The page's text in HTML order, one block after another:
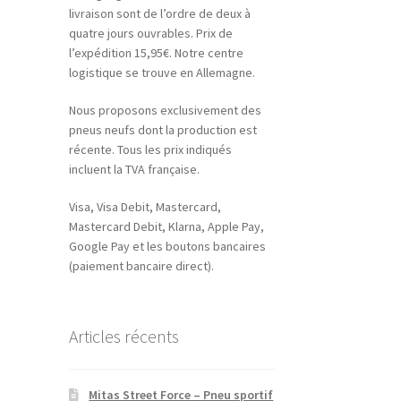
livraison sont de l’ordre de deux à
quatre jours ouvrables. Prix de
l’expédition 15,95€. Notre centre
logistique se trouve en Allemagne.
Nous proposons exclusivement des
pneus neufs dont la production est
récente. Tous les prix indiqués
incluent la TVA française.
Visa, Visa Debit, Mastercard,
Mastercard Debit, Klarna, Apple Pay,
Google Pay et les boutons bancaires
(paiement bancaire direct).
Articles récents
Mitas Street Force – Pneu sportif